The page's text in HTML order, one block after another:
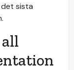
sista